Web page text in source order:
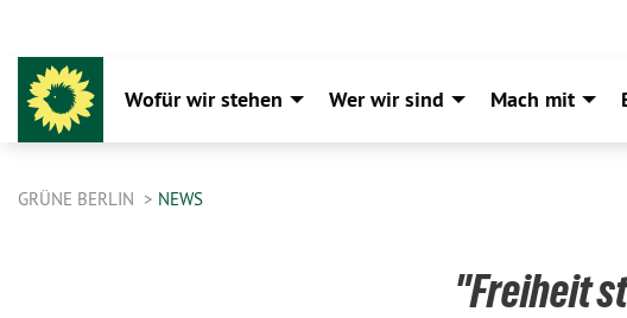
Wofür wir stehen Wer wir sind Mach mit
GRÜNE BERLIN NEWS
"Freiheit